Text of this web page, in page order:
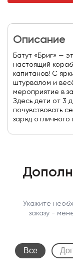
Описание
Батут «Бриг» —
настоящий
капитанов! С
штурвалом и
мероприятие в
Здесь дети от 3
почувствовать
заряд отличного
Укажите
заказу -
Все